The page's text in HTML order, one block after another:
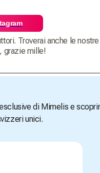
Troverai anche le nostre
grazie mille!
di Mimelis e
unici.